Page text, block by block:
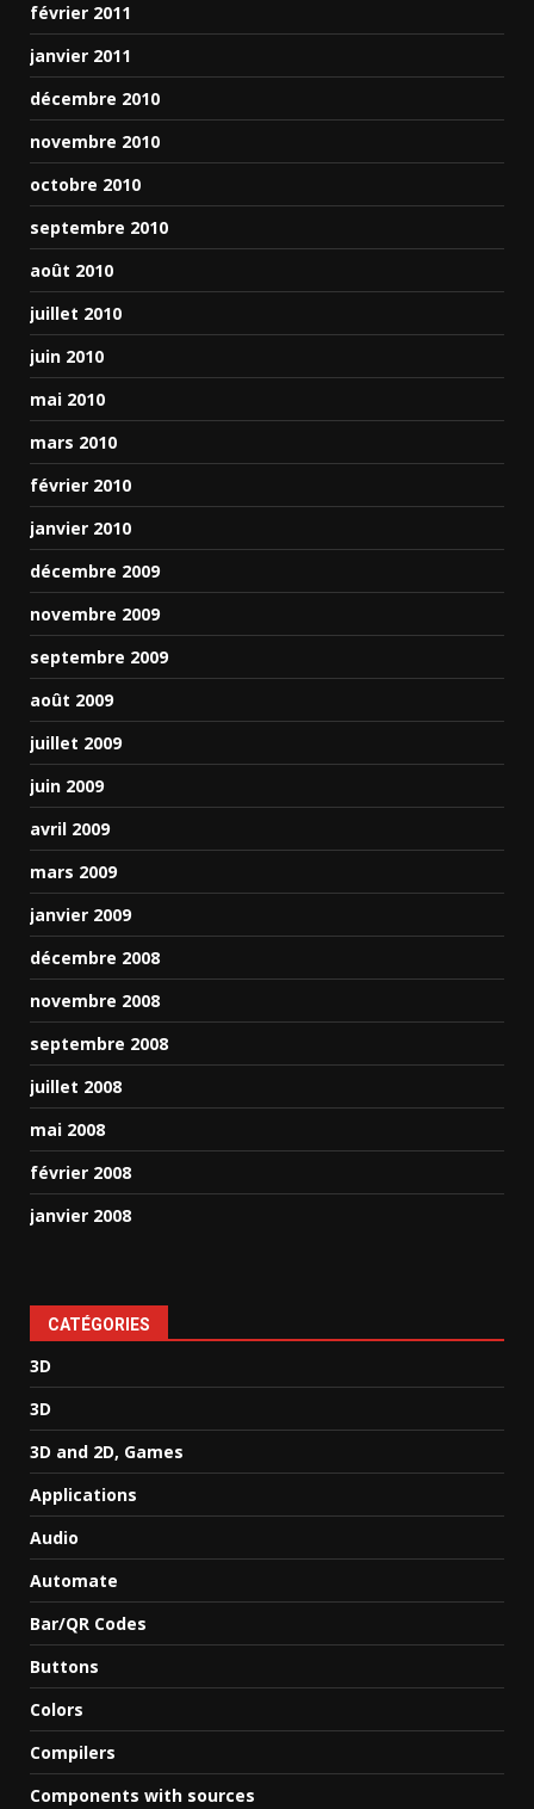
février 2011
janvier 2011
décembre 2010
novembre 2010
octobre 2010
septembre 2010
août 2010
juillet 2010
juin 2010
mai 2010
mars 2010
février 2010
janvier 2010
décembre 2009
novembre 2009
septembre 2009
août 2009
juillet 2009
juin 2009
avril 2009
mars 2009
janvier 2009
décembre 2008
novembre 2008
septembre 2008
juillet 2008
mai 2008
février 2008
janvier 2008
CATÉGORIES
3D
3D
3D and 2D, Games
Applications
Audio
Automate
Bar/QR Codes
Buttons
Colors
Compilers
Components with sources